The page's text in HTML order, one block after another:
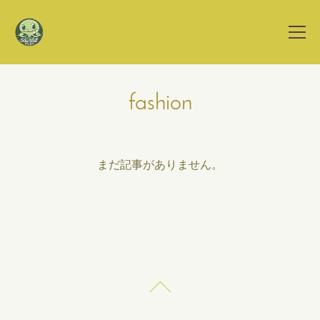
fashion
まだ記事がありません。